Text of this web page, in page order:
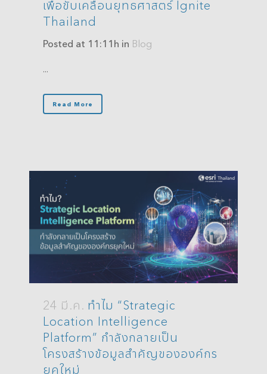
เพื่อขับเคลื่อนยุทธศาสตร์ Ignite
Thailand
Posted at 11:11h in Blog
...
Read More
24 มี.ค. ทำไม “Strategic
Location Intelligence
Platform” กำลังกลายเป็น
โครงสร้างข้อมูลสำคัญขององค์กร
ยุคใหม่